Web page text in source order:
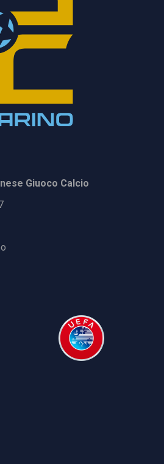
Giuoco Calcio